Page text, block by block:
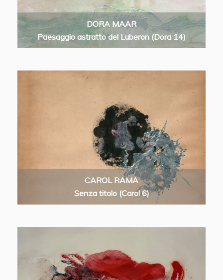
DORA MAAR
Paesaggio astratto del Luberon (Dora 14)
CAROL RAMA
Senza titolo (Carol 6)